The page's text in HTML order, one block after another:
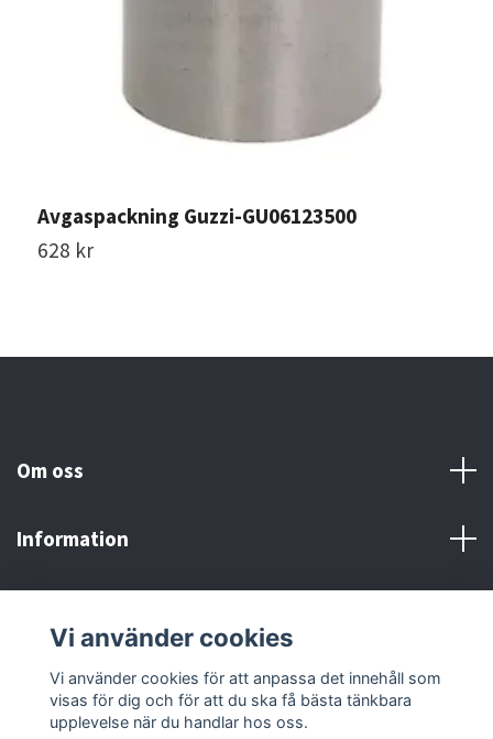
Avgaspackning Guzzi-GU06123500
628 kr
Om oss
Information
Sociala medier
Vi använder cookies
Vi använder cookies för att anpassa det innehåll som
visas för dig och för att du ska få bästa tänkbara
upplevelse när du handlar hos oss.